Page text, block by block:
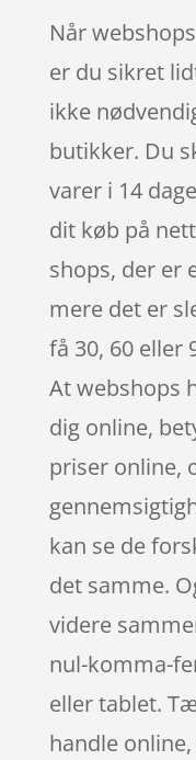
Når
er du sikret
ikke
butikker. Du
varer i 14
dit køb på
shops, der er
mere det er
få 30, 60 eller
At webshops
dig online,
priser online,
kan se de
det samme.
videre
nul-komma-
eller tablet.
handle